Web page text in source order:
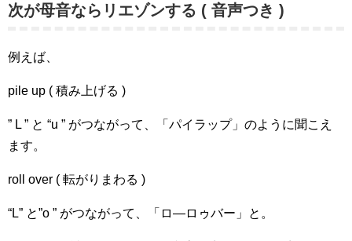
次が母音ならリエゾンする ( 音声つき )
例えば、
pile up ( 積み上げる )
” L ” と “u ” がつながって、「パイラップ」のように聞こえ
ます。
roll over ( 転がりまわる )
“L” と”o ” がつながって、「ロ―ロゥバー」と。